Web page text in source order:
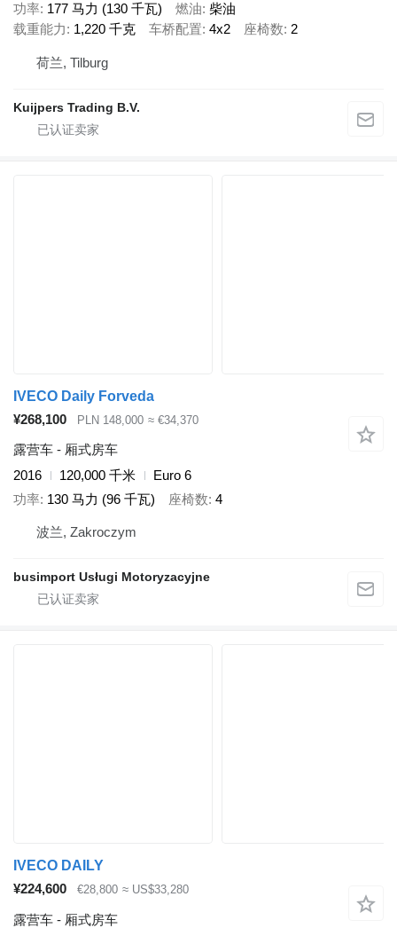
功率 177 马力 (130 千瓦) 燃油 柴油
载重能力
1,220 千克 车桥配置 4x2 座椅数 2
荷兰, Tilburg
Kuijpers Trading B.V.
IVECO Daily Forveda
¥268,100
PLN 148,000 ≈ €34,370
露营车 - 厢式房车
2016
120,000 千米
Euro 6
功率 130 马力 (96 千瓦) 座椅数 4
波兰, Zakroczym
busimport Usługi Motoryzacyjne
IVECO DAILY
¥224,600
€28,800 ≈ US$33,280
露营车 - 厢式房车